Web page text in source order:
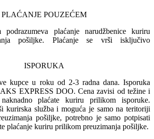
PLAĆANJE POUZEĆEM
podrazumeva plaćanje narudžbenice kuriru
pošiljke. Plaćanje se vrši isključivo
ISPORUKA
kupce u roku od 2-3 radna dana. Isporuka
EXPRESS DOO. Cena zavisi od težine i
plaćate kuriru prilikom isporuke.
kurirska služba i moguća je samo na teritoriji
pošiljke, potrebno je samo potpisati
plaćanje kuriru prilikom preuzimanja pošiljke.